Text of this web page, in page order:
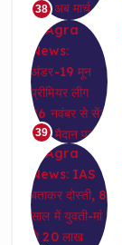
38
39